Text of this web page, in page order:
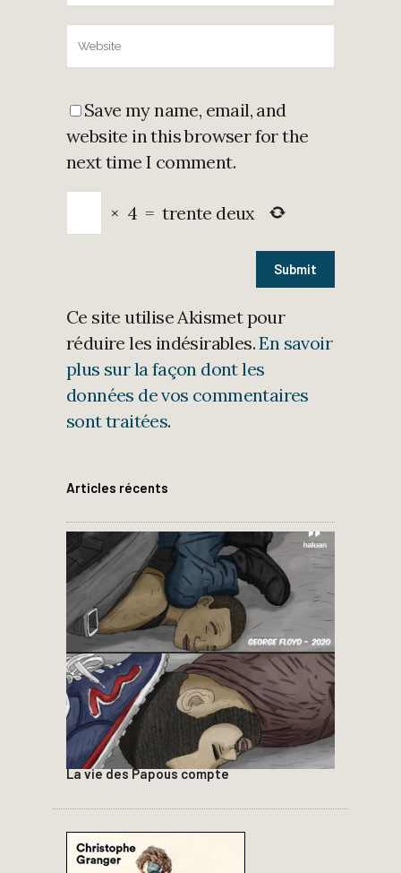
Save my name, email, and
website in this browser for the
next time I comment.
× 4 = trente deux
Ce site utilise Akismet pour
réduire les indésirables.En savoir
plus sur la façon dont les
données de vos commentaires
sont traitées.
Articles récents
La vie des Papous compte